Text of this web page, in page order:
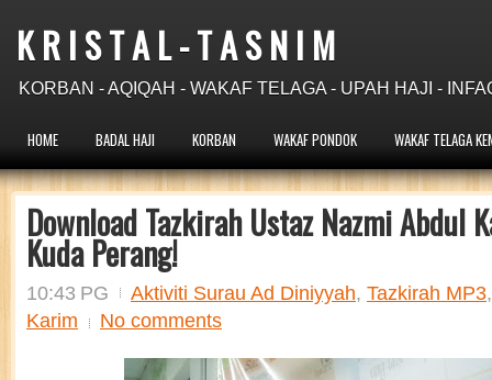
K R I S T A L - T A S N I M
KORBAN - AQIQAH - WAKAF TELAGA - UPAH HAJI -
HOME BADAL HAJI KORBAN WAKAF PONDOK WAKAF TELAGA
Download Tazkirah Ustaz Nazmi Abdul
Kuda Perang!
10:43 PG Aktiviti Surau Ad Diniyyah, Tazkirah MP3
Karim
No comments